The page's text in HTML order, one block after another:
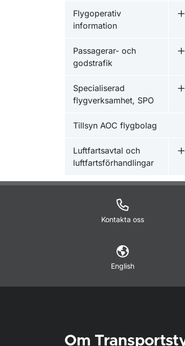
Flygoperativ
information
Passagerar- och
godstrafik
Specialiserad
flygverksamhet, SPO
Tillsyn AOC flygbolag
Luftfartsavtal och
luftfartsförhandlingar
Kontakta oss
English
Om